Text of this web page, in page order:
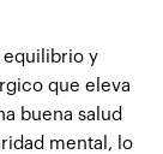
equilibrio y
que eleva
buena salud
mental, lo